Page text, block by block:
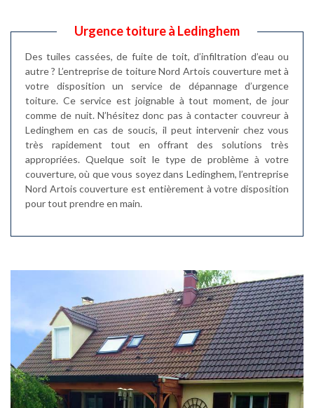
Urgence toiture à Ledinghem
Des tuiles cassées, de fuite de toit, d’infiltration d’eau ou
autre ? L’entreprise de toiture Nord Artois couverture met à
votre disposition un service de dépannage d’urgence
toiture. Ce service est joignable à tout moment, de jour
comme de nuit. N’hésitez donc pas à contacter couvreur à
Ledinghem en cas de soucis, il peut intervenir chez vous
très rapidement tout en offrant des solutions très
appropriées. Quelque soit le type de problème à votre
couverture, où que vous soyez dans Ledinghem, l’entreprise
Nord Artois couverture est entièrement à votre disposition
pour tout prendre en main.